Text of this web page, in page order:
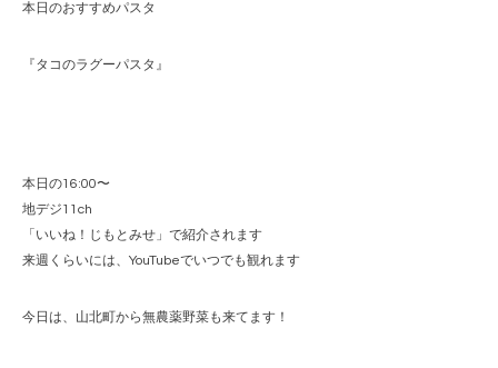
本日のおすすめパスタ
『タコのラグーパスタ』
本日の16:00〜
地デジ11ch
「いいね！じもとみせ」で紹介されます
来週くらいには、 YouTubeでいつでも観れます
今日は、山北町から無農薬野菜も来てます！